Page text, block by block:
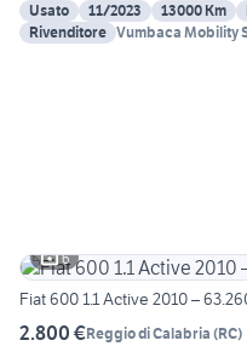
Usato
11/2023 13000 Km
Rivenditore Vumbaca Mobility
6
Fiat 600 1.1 Active 2010 –
2.800 €Reggio di Calabria (RC)